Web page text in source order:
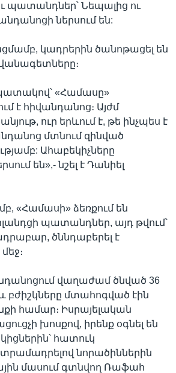
պատանդներ՝ Նեպալից ու
ներսում են:
կադրերին ծանոթացել են
«Համասը»
է հիվանդանոց։ Այժմ
ուր երևում է, թե ինչպես է
մտնում զինված
Ահաբեկիչները
են»,- նշել է Դանիել
«Համասի» ձեռքում են
պատանդներ, այդ թվում՝
ծննդաբերել է
վաղաժամ ծնված 36
բժիշկները մտահոգված էին
համար։ Իսրայելական
խոսքով, իրենք օգնել են
հատուկ
նորածիններին
մասում գտնվող Ռաֆահ